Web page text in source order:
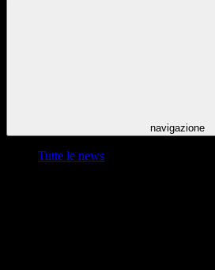
navigazione
Tutte le news